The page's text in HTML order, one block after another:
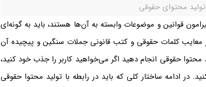
محتوای حقوقی
قوانین و موضوعات وابسته به آن‌ها هستند، باید به گونه‌ای
معایب کلمات حقوقی و کتب قانونی جملات سنگین و پیچیده آن
حقوقی انجام دهید اگر می‌خواهید کاربر را جذب خود کنید،
در ادامه ساختار کلی که باید در رابطه با تولید محتوا حقوقی